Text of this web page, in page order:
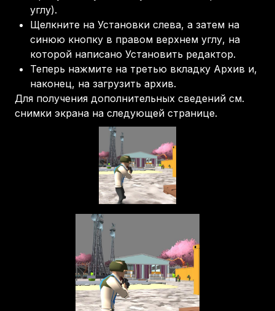
углу).
Щелкните на Установки слева, а затем на
синюю кнопку в правом верхнем углу, на
которой написано Установить редактор.
Теперь нажмите на третью вкладку Архив и,
наконец, на загрузить архив.
Для получения дополнительных сведений см.
снимки экрана на следующей странице.